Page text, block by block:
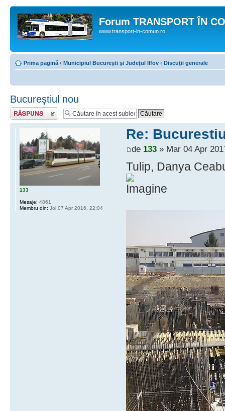
Forum TRANSPORT ÎN
www.transport-in-comun.ro
Prima pagină ‹ Municipiul Bucureşti şi Judeţul Ilfov ‹ Discuţii generale
Bucureştiul nou
Răspunde
Re:
de 133» Mar 04 Apr
Tulip, Danya
133
Mesaje: 4861
Membru din: Joi 07 Apr 2016, 22:04